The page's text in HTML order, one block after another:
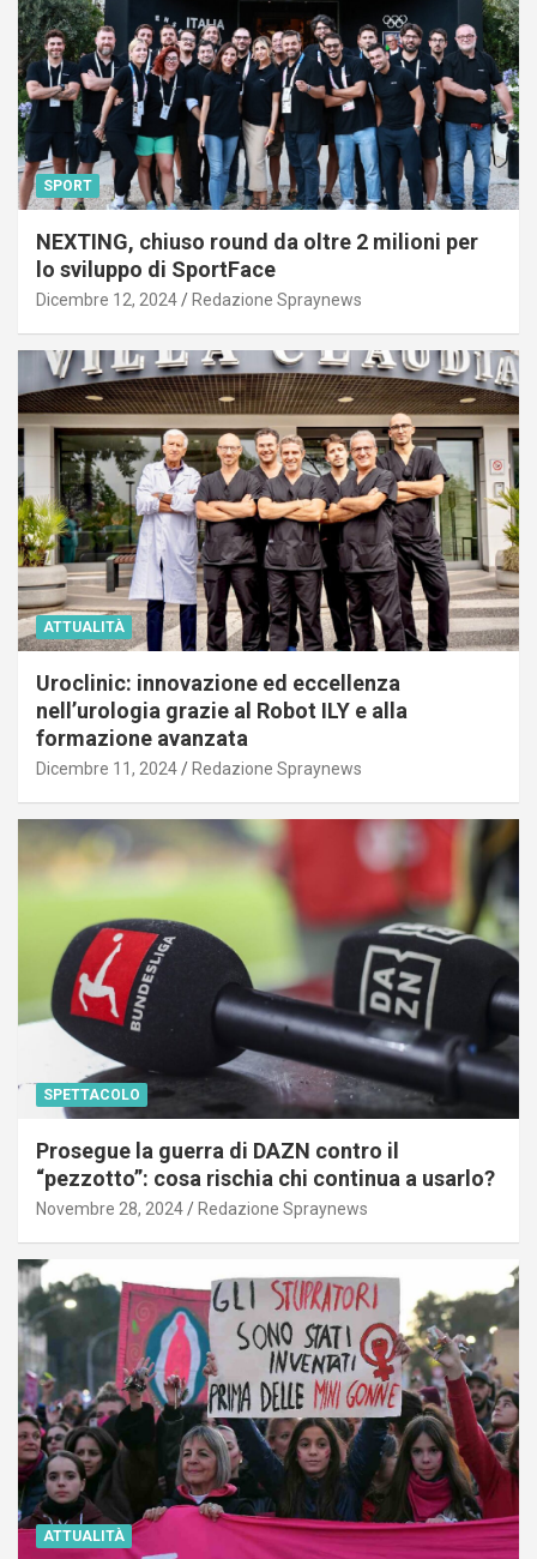
SPORT
NEXTING, chiuso round da oltre 2 milioni per
lo sviluppo di SportFace
Dicembre 12, 2024 Redazione Spraynews
ATTUALITÀ
Uroclinic: innovazione ed eccellenza
nell’urologia grazie al Robot ILY e alla
formazione avanzata
Dicembre 11, 2024 Redazione Spraynews
SPETTACOLO
Prosegue la guerra di DAZN contro il
“pezzotto”: cosa rischia chi continua a usarlo?
Novembre 28, 2024 Redazione Spraynews
ATTUALITÀ